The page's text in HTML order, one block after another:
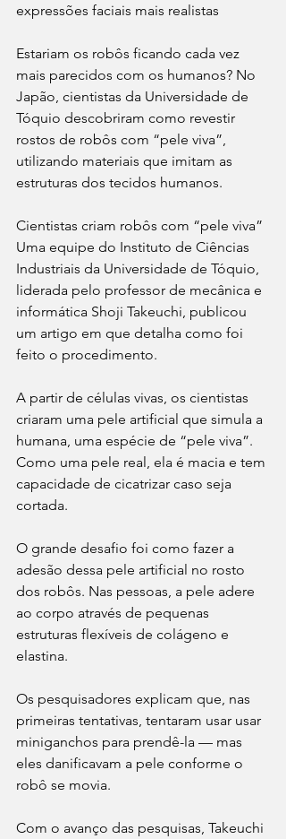
expressões faciais mais realistas
Estariam os robôs ficando cada vez
mais parecidos com os humanos? No
Japão, cientistas da Universidade de
Tóquio descobriram como revestir
rostos de robôs com “pele viva”,
utilizando materiais que imitam as
estruturas dos tecidos humanos.
Cientistas criam robôs com “pele viva”
Uma equipe do Instituto de Ciências
Industriais da Universidade de Tóquio,
liderada pelo professor de mecânica e
informática Shoji Takeuchi, publicou
um artigo em que detalha como foi
feito o procedimento.
A partir de células vivas, os cientistas
criaram uma pele artificial que simula a
humana, uma espécie de “pele viva”.
Como uma pele real, ela é macia e tem
capacidade de cicatrizar caso seja
cortada.
O grande desafio foi como fazer a
adesão dessa pele artificial no rosto
dos robôs. Nas pessoas, a pele adere
ao corpo através de pequenas
estruturas flexíveis de colágeno e
elastina.
Os pesquisadores explicam que, nas
primeiras tentativas, tentaram usar usar
miniganchos para prendê-la — mas
eles danificavam a pele conforme o
robô se movia.
Com o avanço das pesquisas, Takeuchi